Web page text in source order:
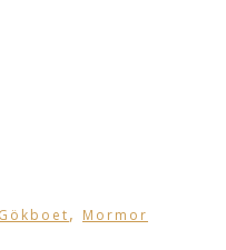
, Mormor